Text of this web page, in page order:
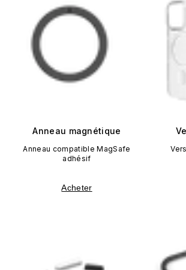
Anneau magnétique
Anneau compatible MagSafe
adhésif
Acheter